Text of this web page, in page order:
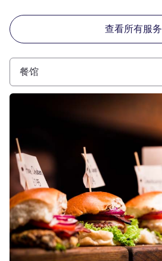
查看所有服务
餐馆
请参阅详情